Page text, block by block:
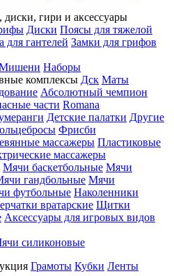
гири и аксессуары
Диски Поясы для тяжелой
для гантелей Замки для грифов
Наборы
комплексы Дск Маты
Абсолютный чемпион
части Romana
Детские палатки Другие
Фрисби
массажеры Пластиковые
массажеры
Мячи баскетбольные Мячи
гандбольные Мячи
футбольные Наколенники
вратарские Щитки
Аксессуары для игровых видов
силиконовые
Грамоты Кубки Ленты